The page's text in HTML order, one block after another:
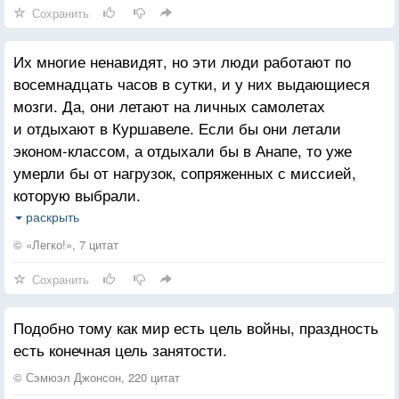
(даже если это та самая, ужасная, по его мнению,
книга Вишневского), сидя возле ванны, в которой
плещется она. Такие простые, обычные вещи
Сохранить
Их многие ненавидят, но эти люди работают по
восемнадцать часов в сутки, и у них выдающиеся
мозги. Да, они летают на личных самолетах
и отдыхают в Куршавеле. Если бы они летали
эконом-классом, а отдыхали бы в Анапе, то уже
умерли бы от нагрузок, сопряженных с миссией,
которую выбрали.
Их предприятия несут в регионы занятость, на них
работают сотни тысяч людей, которые
их выбирают в партнеры иностранцы, и благодаря
этому Россия хоть во что-то интегрируется.
Они не ангелы, беспощадны в конкуренции,
злоупотребляют лоббированием, заносят
в правительство, а что, где-то в мире по-иному?
раскрыть
© «Легко!», 7 цитат
Сохранить
Подобно тому как мир есть цель войны, праздность
есть конечная цель занятости.
© Сэмюэл Джонсон, 220 цитат